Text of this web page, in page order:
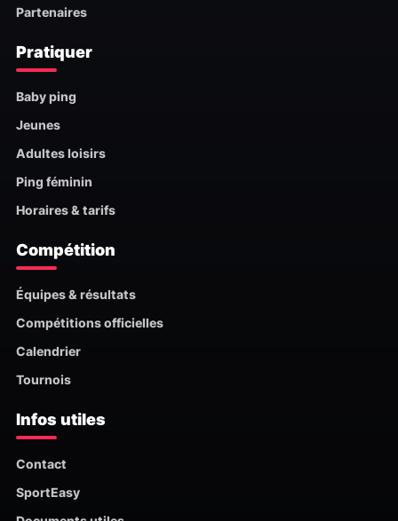
Partenaires
Pratiquer
Baby ping
Jeunes
Adultes loisirs
Ping féminin
Horaires & tarifs
Compétition
Équipes & résultats
Compétitions officielles
Calendrier
Tournois
Infos utiles
Contact
SportEasy